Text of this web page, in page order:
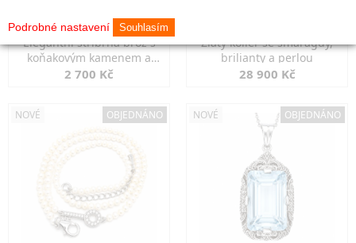
Elegantní stříbrná brož s
koňakovým kamenem a
markazity
2 700 Kč
Zlatý kolier se smaragdy,
brilianty a perlou
28 900 Kč
NOVÉ OBJEDNÁNO NOVÉ OBJEDNÁNO
Podrobné nastavení Souhlasím